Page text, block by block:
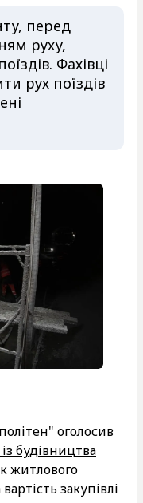
перед
руху,
Фахівці
рух поїздів
оголосив
будівництва
житлового
закупівлі